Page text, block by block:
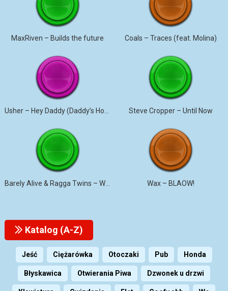
MaxRiven – Builds the future Coals – Traces (feat. Molina)
Steve Cropper – Until Now
Barely Alive & Ragga Twins – We Set It Wax – BLAOW!
Katalog (A-Z)
Jeść Ciężarówka Otoczaki Pub Honda
Błyskawica Otwierania Piwa Dzwonek u drzwi